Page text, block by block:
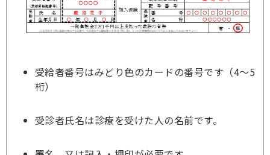
受給者番号はみどり色のカードの番号です（4～5
桁）
受診者氏名は診療を受けた人の名前です。